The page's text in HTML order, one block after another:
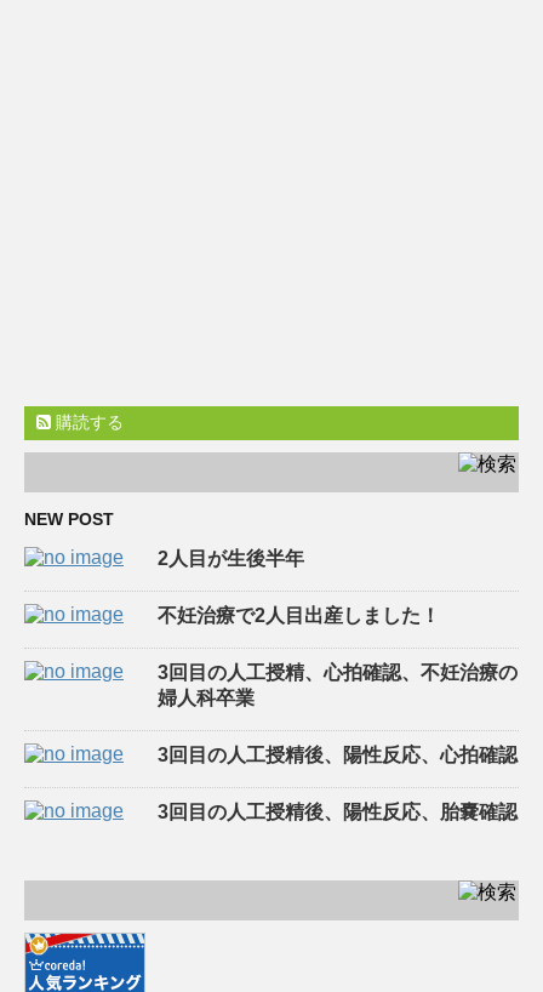
購読する
NEW POST
2人目が生後半年
不妊治療で2人目出産しました！
3回目の人工授精、心拍確認、不妊治療の
婦人科卒業
3回目の人工授精後、陽性反応、心拍確認
3回目の人工授精後、陽性反応、胎嚢確認